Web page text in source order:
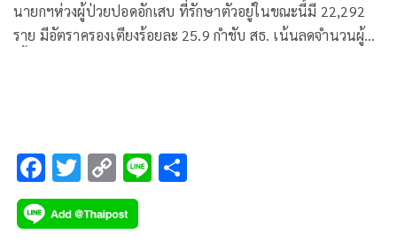
นายกฯห่วงผู้ป่วยปอดอักเสบ ที่รักษาตัวอยู่ในขณะนี้มี 22,292
ราย มีอัตราครองเตียงร้อยละ 25.9 กำชับ สธ. เน้นลดจำนวนผู้ติด
F
ac
e
T
wi
tt
C
o
p
Li